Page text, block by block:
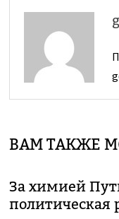
ВАМ ТАКЖЕ
За химией
политическая